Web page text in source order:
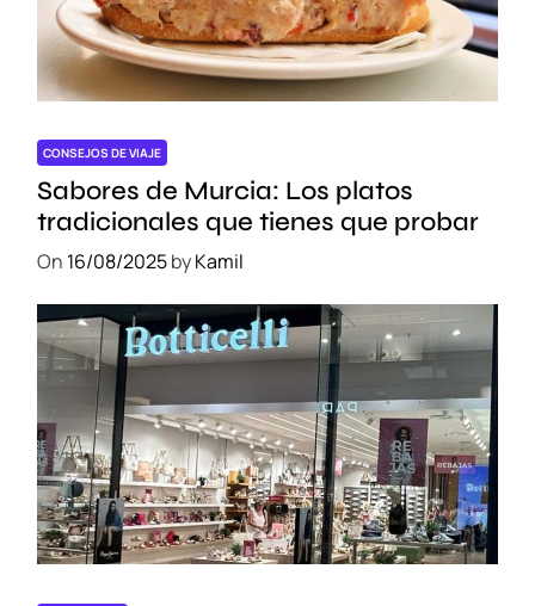
u
i
t
e
u
r
a
y
C
o
n
e
j
o
s
CONSEJOS DE VIAJE
Sabores de Murcia: Los platos
tradicionales que tienes que probar
On 16/08/2025byKamil